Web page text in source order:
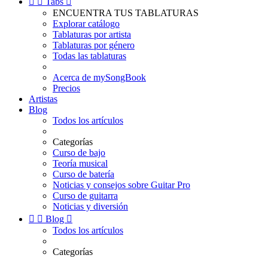
ENCUENTRA TUS TABLATURAS
Explorar catálogo
Tablaturas por artista
Tablaturas por género
Todas las tablaturas
Acerca de mySongBook
Precios
Artistas
Blog
Todos los artículos
Categorías
Curso de bajo
Teoría musical
Curso de batería
Noticias y consejos sobre Guitar Pro
Curso de guitarra
Noticias y diversión
  Blog 
Todos los artículos
Categorías